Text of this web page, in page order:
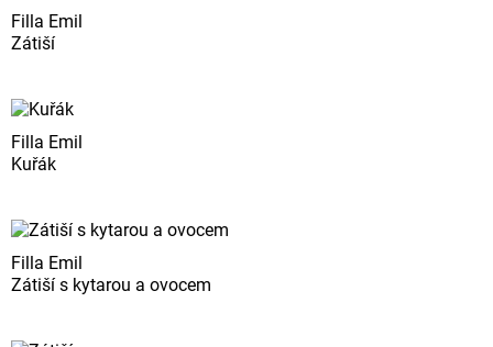
Filla Emil
Zátiší
Filla Emil
Kuřák
Filla Emil
Zátiší s kytarou a ovocem